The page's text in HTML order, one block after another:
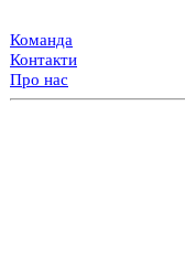
Команда
Контакти
Про нас